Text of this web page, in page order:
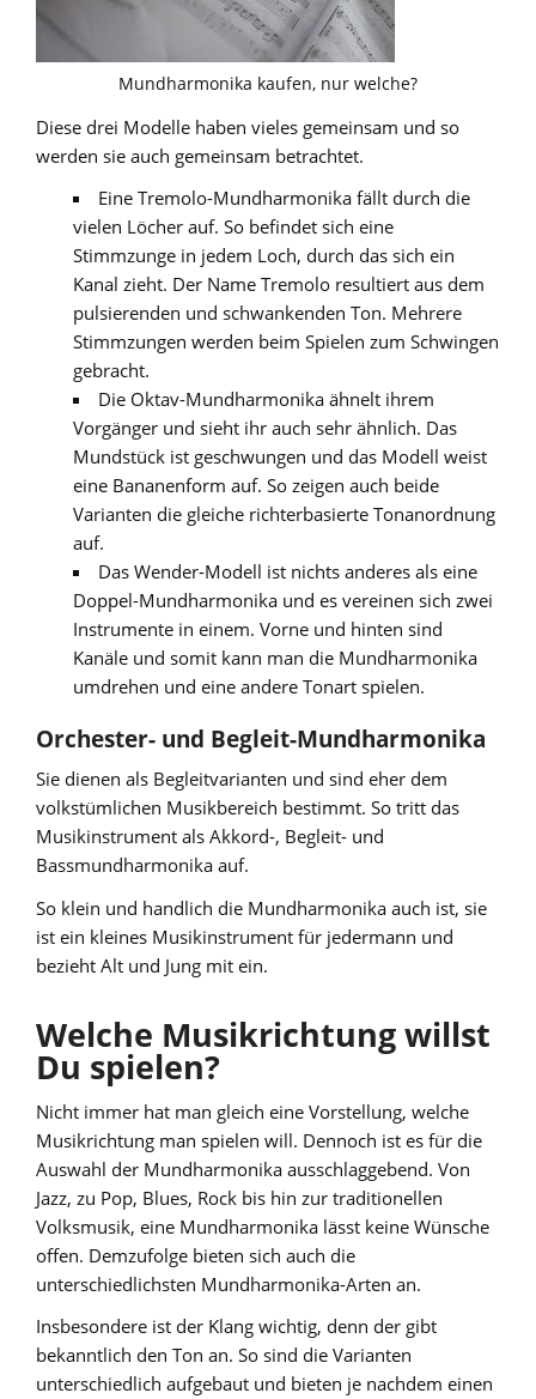
Mundharmonika kaufen, nur welche?
Diese drei Modelle haben vieles gemeinsam und so
werden sie auch gemeinsam betrachtet.
Eine Tremolo-Mundharmonika fällt durch die
vielen Löcher auf. So befindet sich eine
Stimmzunge in jedem Loch, durch das sich ein
Kanal zieht. Der Name Tremolo resultiert aus dem
pulsierenden und schwankenden Ton. Mehrere
Stimmzungen werden beim Spielen zum Schwingen
gebracht.
Die Oktav-Mundharmonika ähnelt ihrem
Vorgänger und sieht ihr auch sehr ähnlich. Das
Mundstück ist geschwungen und das Modell weist
eine Bananenform auf. So zeigen auch beide
Varianten die gleiche richterbasierte Tonanordnung
auf.
Das Wender-Modell ist nichts anderes als eine
Doppel-Mundharmonika und es vereinen sich zwei
Instrumente in einem. Vorne und hinten sind
Kanäle und somit kann man die Mundharmonika
umdrehen und eine andere Tonart spielen.
Orchester- und Begleit-Mundharmonika
Sie dienen als Begleitvarianten und sind eher dem
volkstümlichen Musikbereich bestimmt. So tritt das
Musikinstrument als Akkord-, Begleit- und
Bassmundharmonika auf.
So klein und handlich die Mundharmonika auch ist, sie
ist ein kleines Musikinstrument für jedermann und
bezieht Alt und Jung mit ein.
Welche Musikrichtung willst
Du spielen?
Nicht immer hat man gleich eine Vorstellung, welche
Musikrichtung man spielen will. Dennoch ist es für die
Auswahl der Mundharmonika ausschlaggebend. Von
Jazz, zu Pop, Blues, Rock bis hin zur traditionellen
Volksmusik, eine Mundharmonika lässt keine Wünsche
offen. Demzufolge bieten sich auch die
unterschiedlichsten Mundharmonika-Arten an.
Insbesondere ist der Klang wichtig, denn der gibt
bekanntlich den Ton an. So sind die Varianten
unterschiedlich aufgebaut und bieten je nachdem einen